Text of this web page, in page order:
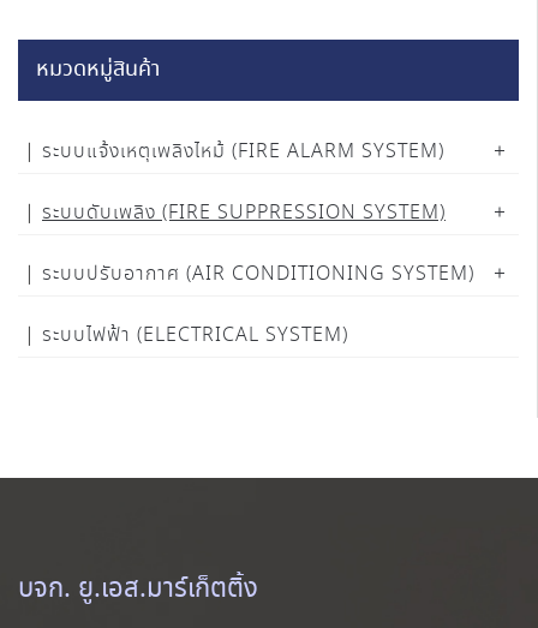
หมวดหมู่สินค้า
ระบบแจ้งเหตุเพลิงไหม้ (FIRE ALARM SYSTEM)
ระบบดับเพลิง (FIRE SUPPRESSION SYSTEM)
ระบบปรับอากาศ (AIR CONDITIONING SYSTEM)
ระบบไฟฟ้า (ELECTRICAL SYSTEM)
บจก. ยู.เอส.มาร์เก็ตติ้ง